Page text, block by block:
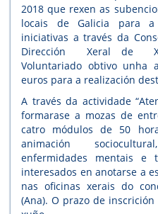
2018 que rexen as
locais de Galicia para
iniciativas a través da
Dirección Xeral de
Voluntariado obtivo unha
euros para a realización
A través da actividade
formarase a mozas de
catro módulos de 50
animación
enfermidades mentais e
interesados en anotarse a
nas oficinas xerais do
(Ana). O prazo de